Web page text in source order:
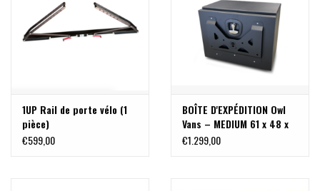
1UP Rail de porte vélo (1
pièce)
€599,00
BOÎTE D'EXPÉDITION Owl
Vans – MEDIUM 61 x 48 x
38 cm
€1.299,00